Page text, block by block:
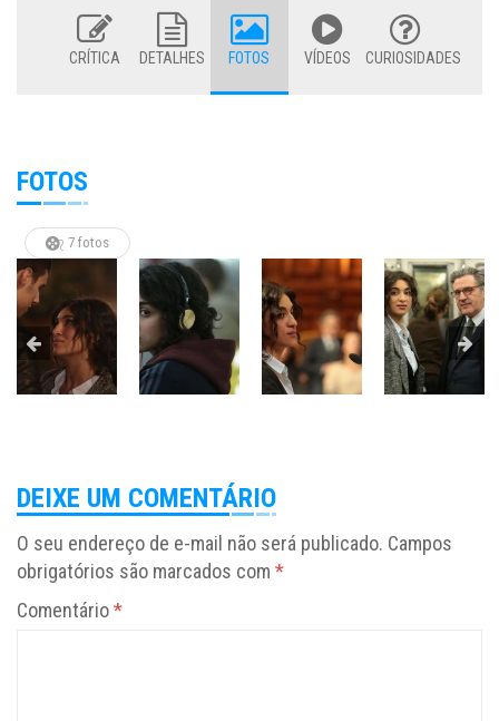
CRÍTICA DETALHES FOTOS VÍDEOS CURIOSIDADES
FOTOS
7 fotos
DEIXE UM COMENTÁRIO
O seu endereço de e-mail não será publicado. Campos
obrigatórios são marcados com *
Comentário*